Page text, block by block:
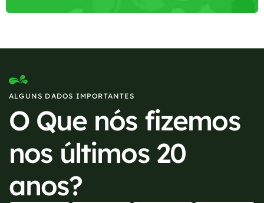
ALGUNS DADOS IMPORTANTES
O Que nós fizemos
nos últimos 20
anos?